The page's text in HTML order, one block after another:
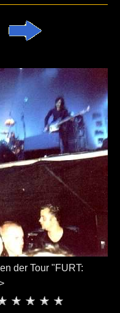
der Tour "FURT: